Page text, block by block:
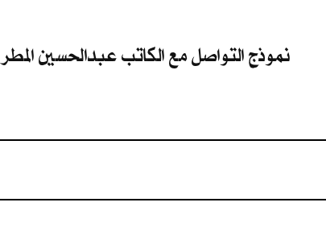
نموذج التواصل مع الكاتب عبدالحسين المطر